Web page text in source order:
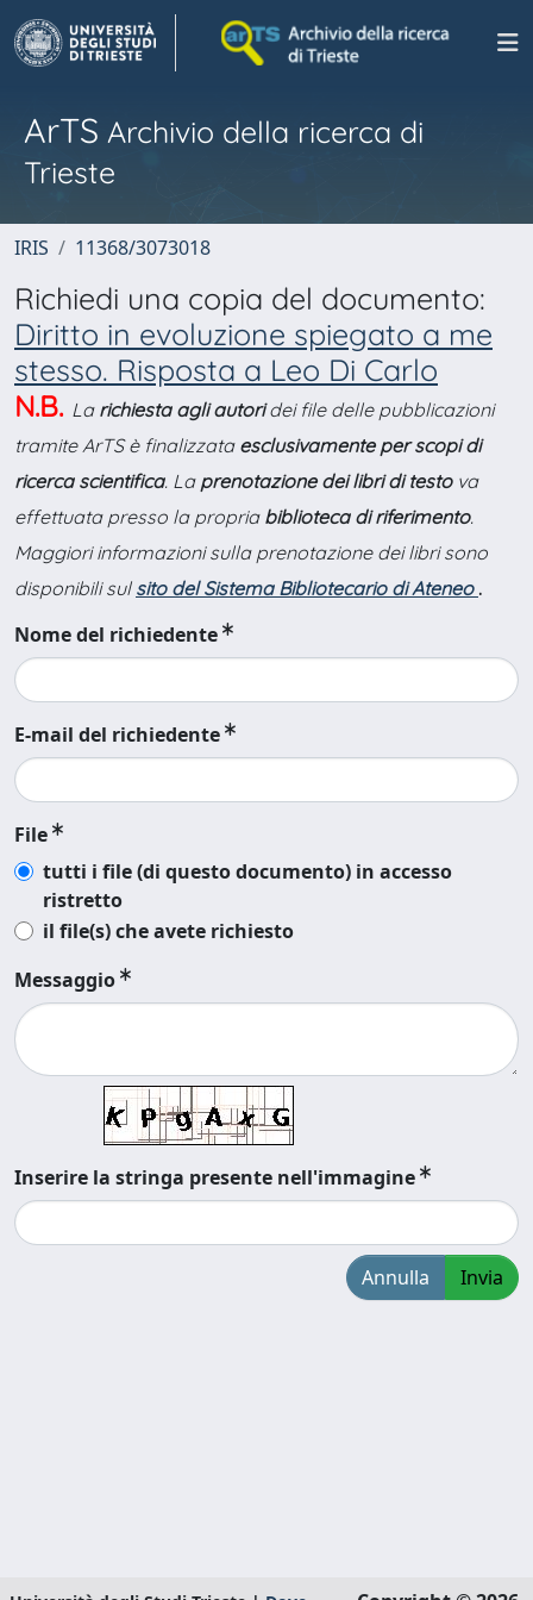
ArTS Archivio della ricerca di
Trieste
IRIS 11368/3073018
Richiedi una copia del documento:
Diritto in evoluzione spiegato a me
stesso. Risposta a Leo Di Carlo
N.B. La richiesta agli autoridei file delle pubblicazioni
tramite ArTS è finalizzata esclusivamente per scopi di
ricerca scientifica. La prenotazione dei libri di testova
effettuata presso la propria biblioteca di riferimento.
Maggiori informazioni sulla prenotazione dei libri sono
disponibili sul sito del Sistema Bibliotecario di Ateneo .
Nome del richiedente
E-mail del richiedente
File
tutti i file (di questo documento) in accesso
ristretto
il file(s) che avete richiesto
Messaggio
Inserire la stringa presente nell'immagine
Annulla Invia